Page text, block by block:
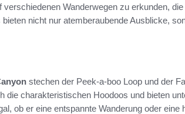
Wanderwegen zu erkunden, die
nicht nur atemberaubende Ausblicke,
stechen der Peek-a-boo Loop und der
die charakteristischen Hoodoos und bieten
ob er eine entspannte Wanderung oder eine